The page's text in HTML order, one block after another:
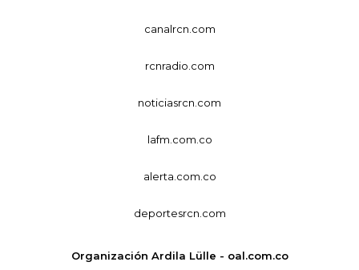
canalrcn.com
rcnradio.com
noticiasrcn.com
lafm.com.co
alerta.com.co
deportesrcn.com
Organización Ardila Lülle - oal.com.co